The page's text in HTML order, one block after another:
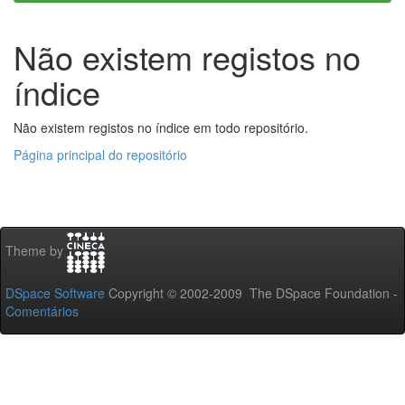
Não existem registos no
índice
Não existem registos no índice em todo repositório.
Página principal do repositório
Theme by
DSpace Software Copyright © 2002-2009 The DSpace Foundation -
Comentários